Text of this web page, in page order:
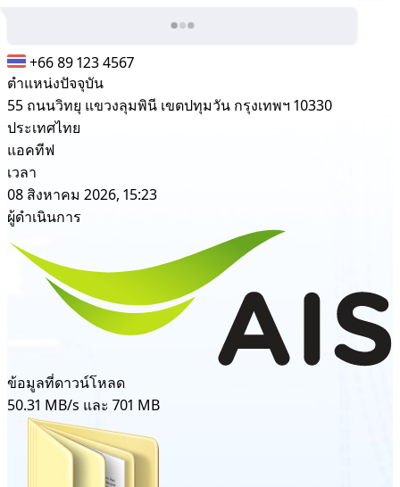
+66 89 123 4567
ตำแหน่งปัจจุบัน
55 ถนนวิทยุ แขวงลุมพินี เขตปทุมวัน กรุงเทพฯ 10330
ประเทศไทย
แอคทีฟ
เวลา
08 สิงหาคม 2026, 15:23
ผู้ดำเนินการ
ข้อมูลที่ดาวน์โหลด
50.31 MB/s และ 701 MB